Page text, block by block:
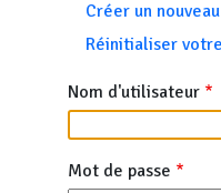
Créer un
Réinitialiser
Nom d'utilisateur
Mot de passe